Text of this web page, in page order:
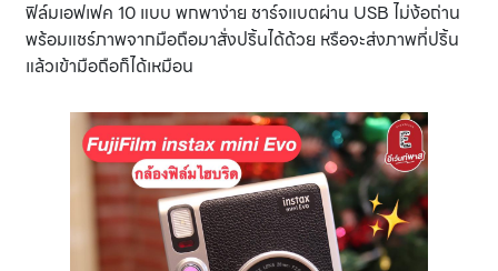
ฟิล์มเอฟเฟค 10 แบบ พกพาง่าย ชาร์จแบตผ่าน USB ไม่ง้อถ่าน
พร้อมแชร์ภาพจากมือถือมาสั่งปริ้นได้ด้วย หรือจะส่งภาพที่ปริ้น
แล้วเข้ามือถือก็ได้เหมือน